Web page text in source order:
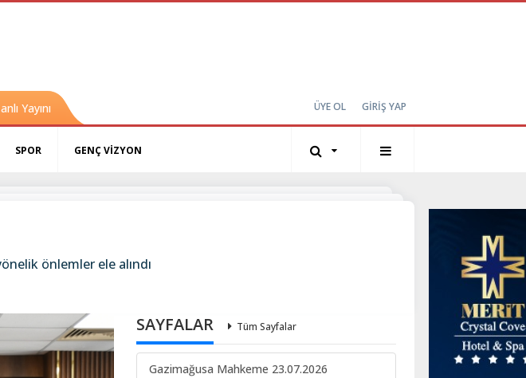
Yayını ÜYE OL GİRİŞ YAP
SPOR GENÇ VİZYON
önlemler ele alındı
SAYFALAR Tüm Sayfalar
Gazimağusa Mahkeme 23.07.2026